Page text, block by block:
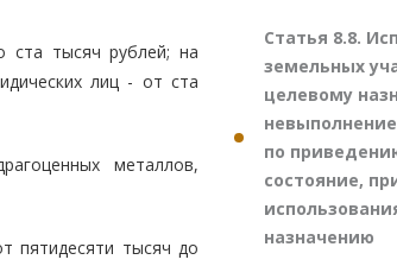
ста тысяч рублей; на
лиц - от ста
металлов,
пятидесяти тысяч до
Статья 8.8.
земельных
целевому
по
состояние,
назначению